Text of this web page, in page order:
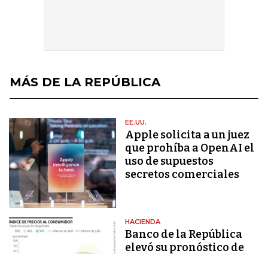
MÁS DE LA REPÚBLICA
EE.UU.
Apple solicita a un juez
que prohíba a OpenAI el
uso de supuestos
secretos comerciales
HACIENDA
Banco de la República
elevó su pronóstico de